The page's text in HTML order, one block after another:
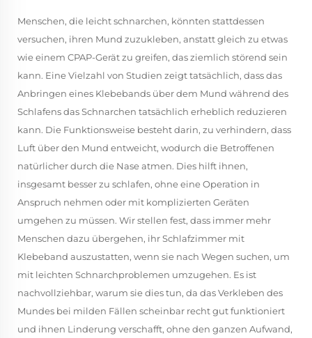
Menschen, die leicht schnarchen, könnten stattdessen
versuchen, ihren Mund zuzukleben, anstatt gleich zu etwas
wie einem CPAP-Gerät zu greifen, das ziemlich störend sein
kann. Eine Vielzahl von Studien zeigt tatsächlich, dass das
Anbringen eines Klebebands über dem Mund während des
Schlafens das Schnarchen tatsächlich erheblich reduzieren
kann. Die Funktionsweise besteht darin, zu verhindern, dass
Luft über den Mund entweicht, wodurch die Betroffenen
natürlicher durch die Nase atmen. Dies hilft ihnen,
insgesamt besser zu schlafen, ohne eine Operation in
Anspruch nehmen oder mit komplizierten Geräten
umgehen zu müssen. Wir stellen fest, dass immer mehr
Menschen dazu übergehen, ihr Schlafzimmer mit
Klebeband auszustatten, wenn sie nach Wegen suchen, um
mit leichten Schnarchproblemen umzugehen. Es ist
nachvollziehbar, warum sie dies tun, da das Verkleben des
Mundes bei milden Fällen scheinbar recht gut funktioniert
und ihnen Linderung verschafft, ohne den ganzen Aufwand,